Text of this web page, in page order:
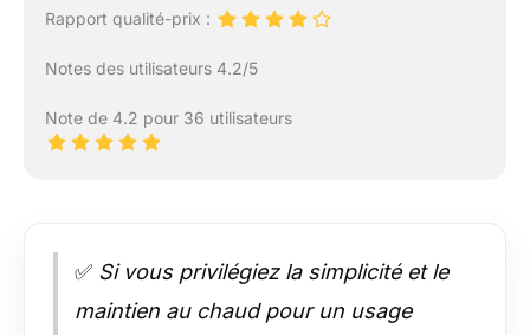
Rapport qualité-prix :
Notes des utilisateurs 4.2/5
Note de 4.2 pour 36 utilisateurs
✅ Si vous privilégiez la simplicité et le
maintien au chaud pour un usage